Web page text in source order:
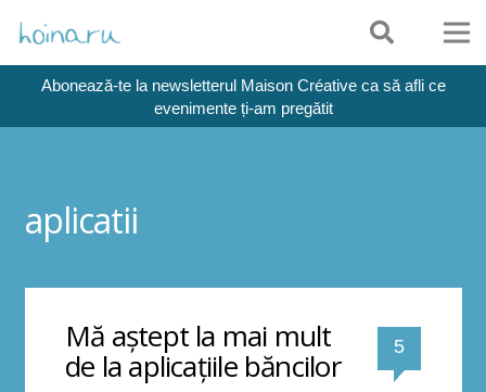
Abonează-te la newsletterul Maison Créative ca să afli ce
evenimente ți-am pregătit
aplicatii
Mă aştept la mai mult
de la aplicaţiile băncilor 5